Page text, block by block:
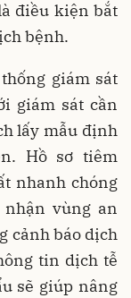
điều kiện bắt
bệnh.
giám sát
giám sát cần
lấy mẫu định
Hồ sơ tiêm
nhanh chóng
vùng an
cảnh báo dịch
tin dịch tễ
sẽ giúp nâng